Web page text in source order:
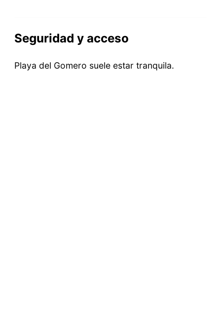
Seguridad y acceso
Playa del Gomero suele estar tranquila.